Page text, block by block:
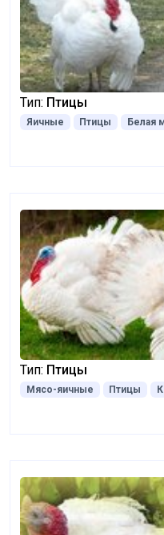
Тип: Птицы
Яичные Птицы Белая
Тип: Птицы
Мясо-яичные Птицы